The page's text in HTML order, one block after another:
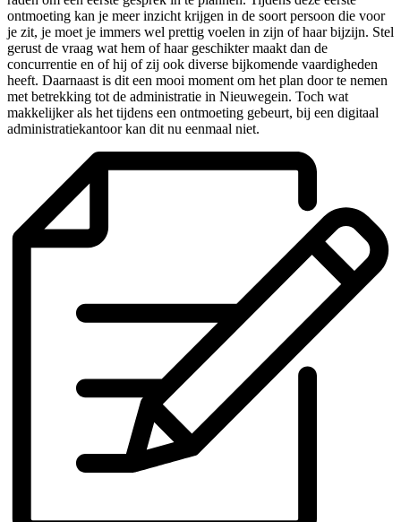
ontmoeting kan je meer inzicht krijgen in de soort persoon die voor
je zit, je moet je immers wel prettig voelen in zijn of haar bijzijn. Stel
gerust de vraag wat hem of haar geschikter maakt dan de
concurrentie en of hij of zij ook diverse bijkomende vaardigheden
heeft. Daarnaast is dit een mooi moment om het plan door te nemen
met betrekking tot de administratie in Nieuwegein. Toch wat
makkelijker als het tijdens een ontmoeting gebeurt, bij een digitaal
administratiekantoor kan dit nu eenmaal niet.